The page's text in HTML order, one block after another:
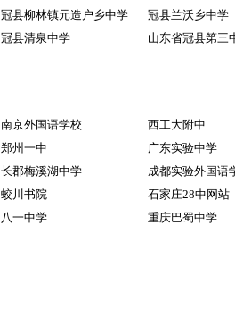
冠县柳林镇元造户乡中学
冠县兰沃乡中学
冠县清泉中学 山东省冠县第三
南京外国语学校
西工大附中
郑州一中
广东实验中学
长郡梅溪湖中学
成都实验外国语
蛟川书院
石家庄28中网站
八一中学 重庆巴蜀中学